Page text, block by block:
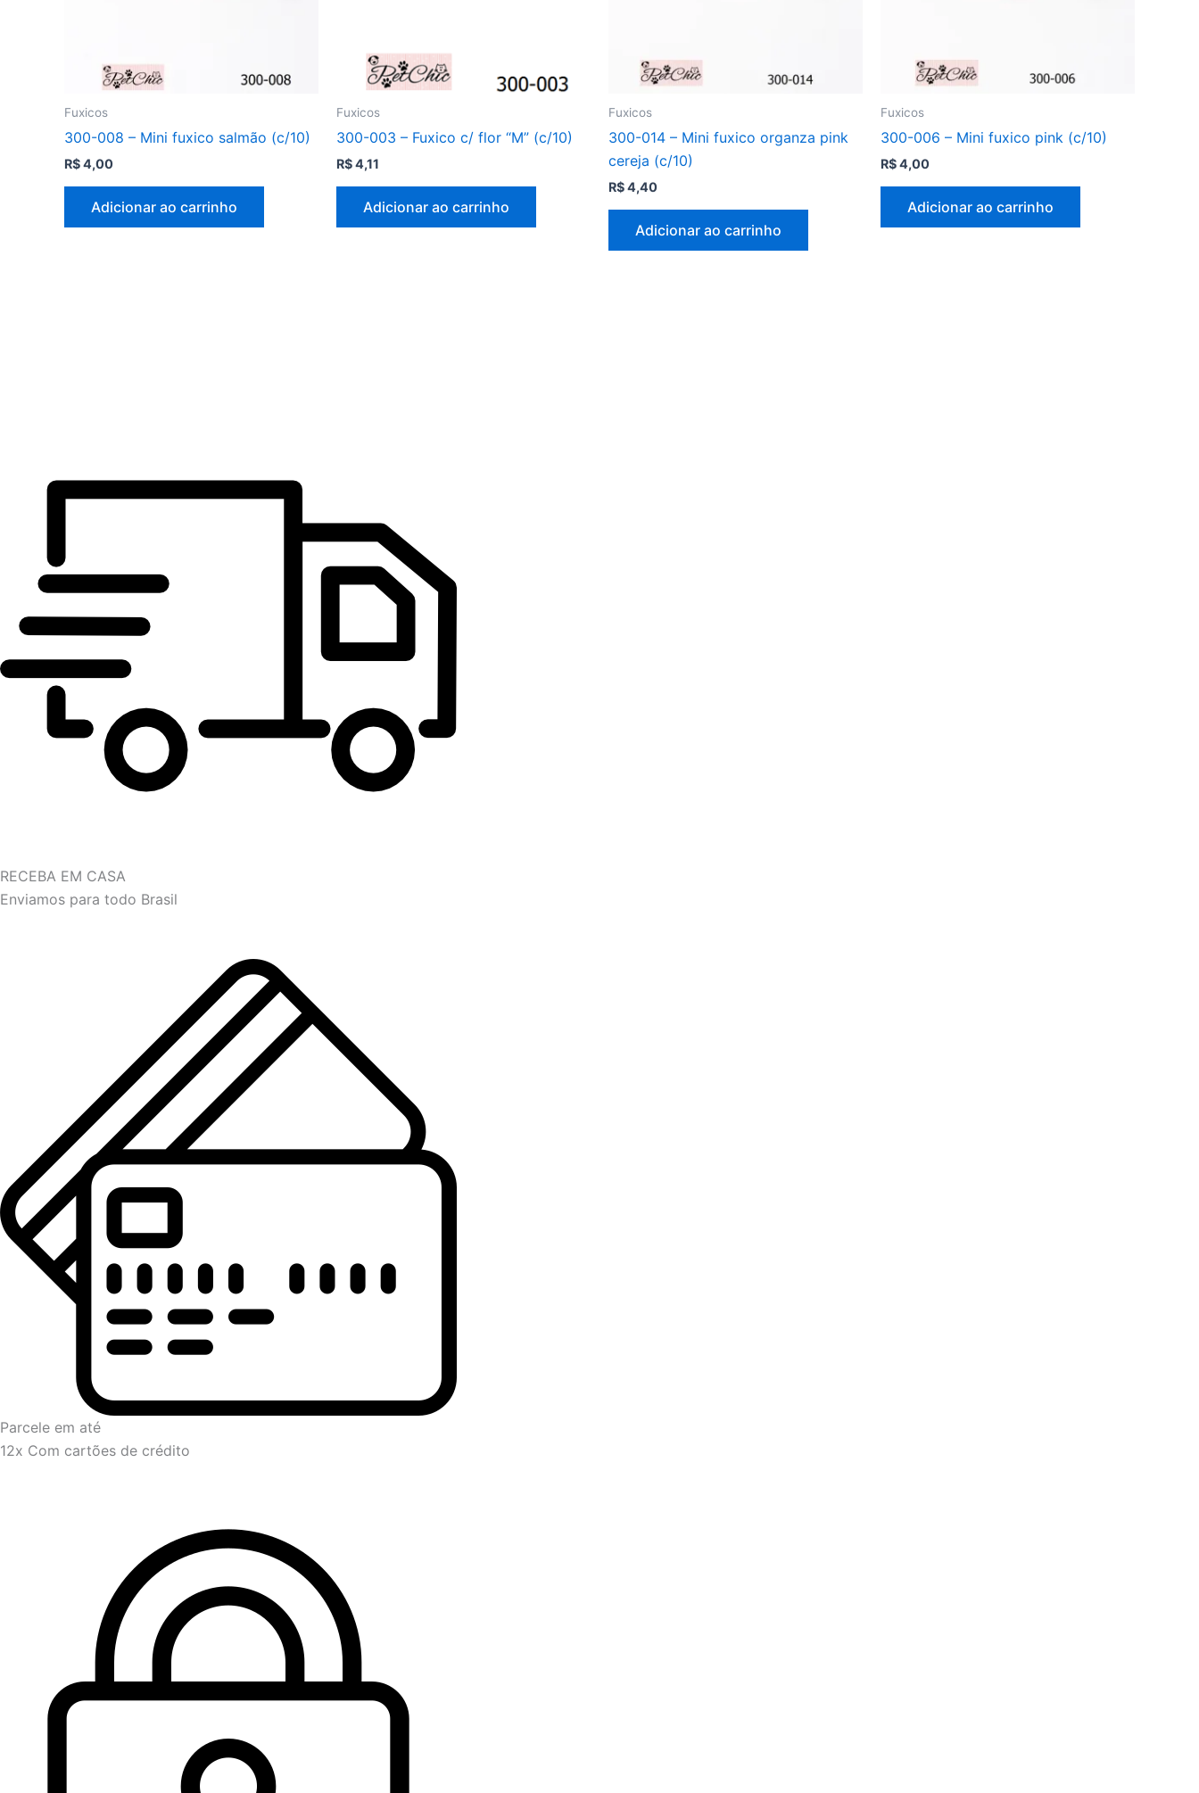
Fuxicos
300-008 – Mini fuxico salmão (c/10)
R$4,00
Adicionar ao carrinho
Fuxicos
300-003 – Fuxico c/ flor “M” (c/10)
R$4,11
Adicionar ao carrinho
Fuxicos
300-014 – Mini fuxico organza pink
cereja (c/10)
R$4,40
Adicionar ao carrinho
Fuxicos
300-006 – Mini fuxico pink (c/10)
R$4,00
Adicionar ao carrinho
RECEBA EM CASA
Enviamos para todo Brasil
Parcele em até
12x Com cartões de crédito